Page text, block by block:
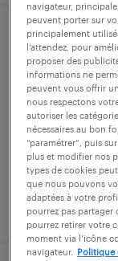
la
cdi
24 000 € -
publié le 7
navigateur,
peuvent porter sur
principalement
l’attendez, pour
proposer des
informations ne
peuvent vous offrir
nous respectons
autoriser les
nécessaires au bon
“paramétrer”, puis
plus et modifier nos
types de cookies
que nous pouvons
adaptées à votre
pourrez pas partager
pourrez retirer votre
moment via l’icône
navigateur.
Politique